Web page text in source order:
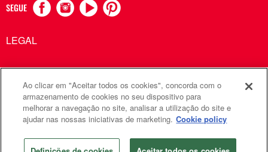
SEGUE
LEGAL
Comunicações Metodistas Unidas é uma agência da Igreja
Metodista Unida
©2026 Comunicações Metodistas Unidas. Todos os direitos
reservados
Ao clicar em "Aceitar todos os cookies", concorda com o
armazenamento de cookies no seu dispositivo para
melhorar a navegação no site, analisar a utilização do site e
ajudar nas nossas iniciativas de marketing. Cookie policy